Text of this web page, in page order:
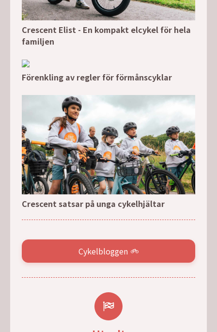
Crescent Elist - En kompakt elcykel för hela
familjen
Förenkling av regler för förmånscyklar
Crescent satsar på unga cykelhjältar
Cykelbloggen